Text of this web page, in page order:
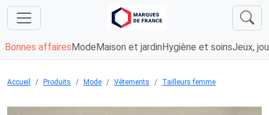
Bonnes affaires Mode Maison et jardin Hygiène et soinsJeux,
Accueil Produits Mode Vêtements Tailleurs femme